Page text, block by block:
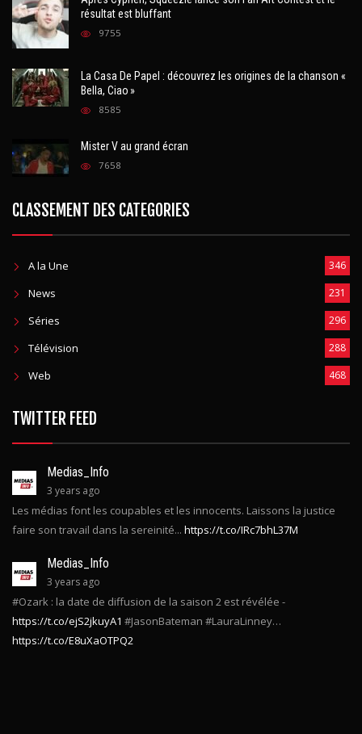
résultat est bluffant
9755
La Casa De Papel : découvrez les origines de la chanson «
Bella, Ciao »
8585
Mister V au grand écran
7658
CLASSEMENT DES CATEGORIES
A la Une 346
News 231
Séries 296
Télévision 288
Web 468
TWITTER FEED
Medias_Info
3 years ago
Les médias font les coupables et les innocents. Laissons la justice
faire son travail dans la sereinité... https://t.co/IRc7bhL37M
Medias_Info
3 years ago
#Ozark : la date de diffusion de la saison 2 est révélée -
https://t.co/ejS2jkuyA1 #JasonBateman #LauraLinney…
https://t.co/E8uXaOTPQ2